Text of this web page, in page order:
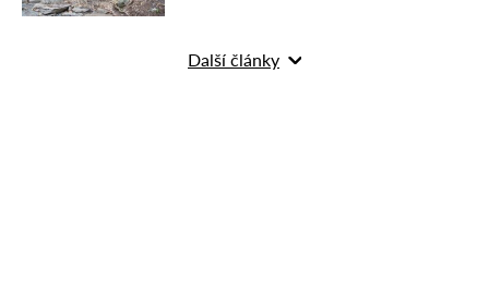
Další články